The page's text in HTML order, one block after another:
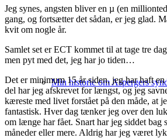
Min historie om Aspergers
Jeg synes, angsten bliver en µ (en
gang, og fortsætter det sådan, er jeg glad.
kvit om nogle år.
Samlet set er ECT kommet til at tage tre
men pyt med det, jeg har jo tiden…
Det er minimum 15 år siden, jeg har haft
del har jeg afskrevet for længst, og jeg
kæreste med livet forstået på den måde, at
fantastisk. Hver dag tænker jeg over den
om længe har fået. Snart har jeg siddet bag
måneder eller mere. Aldrig har jeg været